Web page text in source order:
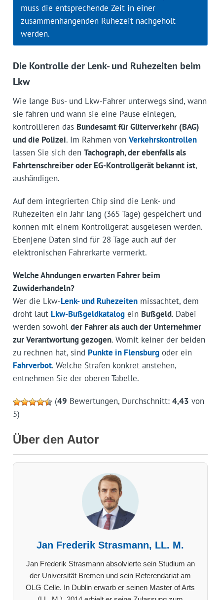
muss die entsprechende Zeit in einer
zusammenhängenden Ruhezeit nachgeholt
werden.
Die Kontrolle der Lenk- und Ruhezeiten beim
Lkw
Wie lange Bus- und Lkw-Fahrer unterwegs sind, wann
sie fahren und wann sie eine Pause einlegen,
kontrollieren das Bundesamt für Güterverkehr (BAG)
und die Polizei. Im Rahmen von Verkehrskontrollen
lassen Sie sich den Tachograph, der ebenfalls als
Fahrtenschreiber oder EG-Kontrollgerät bekannt ist,
aushändigen.
Auf dem integrierten Chip sind die Lenk- und
Ruhezeiten ein Jahr lang (365 Tage) gespeichert und
können mit einem Kontrollgerät ausgelesen werden.
Ebenjene Daten sind für 28 Tage auch auf der
elektronischen Fahrerkarte vermerkt.
Welche Ahndungen erwarten Fahrer beim
Zuwiderhandeln?
Wer die Lkw-Lenk- und Ruhezeitenmissachtet, dem
droht laut Lkw-Bußgeldkatalogein Bußgeld. Dabei
werden sowohl der Fahrer als auch der Unternehmer
zur Verantwortung gezogen. Womit keiner der beiden
zu rechnen hat, sind Punkte in Flensburgoder ein
Fahrverbot. Welche Strafen konkret anstehen,
entnehmen Sie der oberen Tabelle.
(49 Bewertungen, Durchschnitt: 4,43 von
5)
Über den Autor
Jan Frederik Strasmann, LL. M.
Jan Frederik Strasmann absolvierte sein Studium an
der Universität Bremen und sein Referendariat am
OLG Celle. In Dublin erwarb er seinen Master of Arts